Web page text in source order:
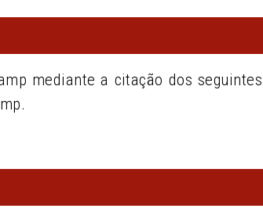
mediante a citação dos